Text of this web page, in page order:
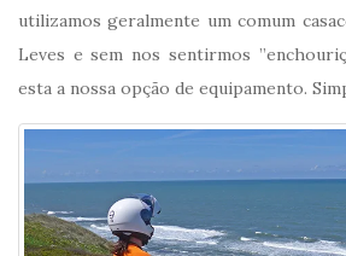
utilizamos geralmente um comum
Leves e sem nos sentirmos
esta a nossa opção de equipamento.